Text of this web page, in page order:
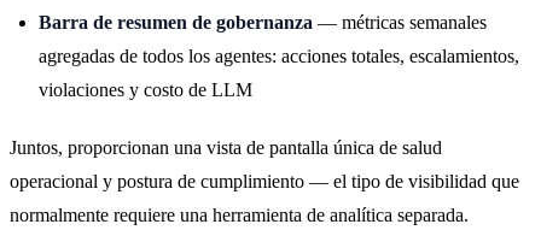
Barra de resumen de gobernanza — métricas semanales
agregadas de todos los agentes: acciones totales, escalamientos,
violaciones y costo de LLM
Juntos, proporcionan una vista de pantalla única de salud
operacional y postura de cumplimiento — el tipo de visibilidad que
normalmente requiere una herramienta de analítica separada.